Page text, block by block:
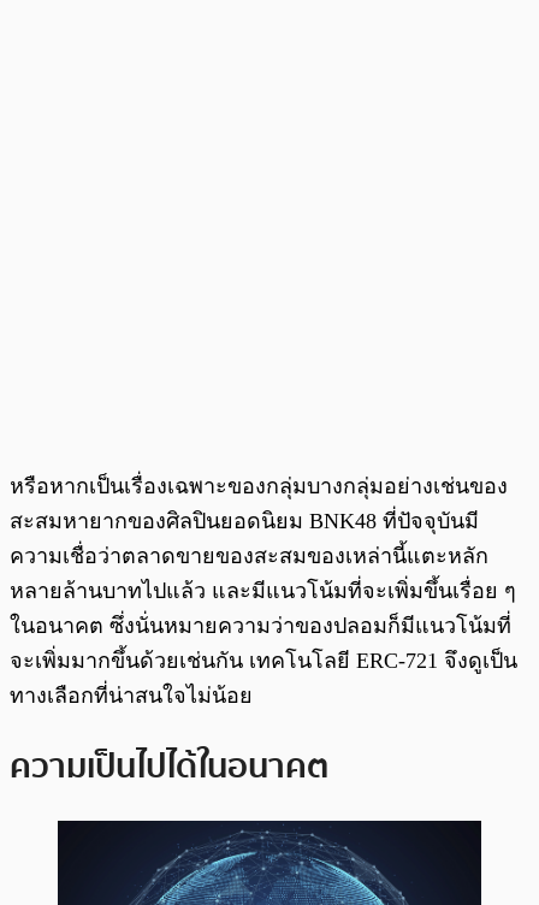
หรือหากเป็นเรื่องเฉพาะของกลุ่มบางกลุ่มอย่างเช่นของ
สะสมหายากของศิลปินยอดนิยม BNK48 ที่ปัจจุบันมี
ความเชื่อว่าตลาดขายของสะสมของเหล่านี้แตะหลัก
หลายล้านบาทไปแล้ว และมีแนวโน้มที่จะเพิ่มขึ้นเรื่อย ๆ
ในอนาคต ซึ่งนั่นหมายความว่าของปลอมก็มีแนวโน้มที่
จะเพิ่มมากขึ้นด้วยเช่นกัน เทคโนโลยี ERC-721 จึงดูเป็น
ทางเลือกที่น่าสนใจไม่น้อย
ความเป็นไปได้ในอนาคต